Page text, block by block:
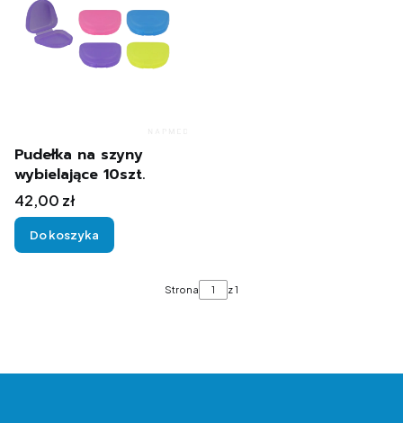
Pudełka na szyny
wybielające 10szt.
Cena
42,00 zł
Do koszyka
Strona z 1